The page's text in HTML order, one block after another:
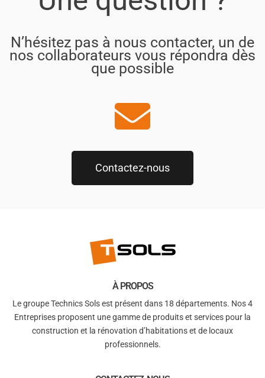
N’hésitez pas à nous contacter, un de
nos collaborateurs vous répondra dès
que possible
Contactez-nous
À PROPOS
Le groupe Technics Sols est présent dans 18 départements. Nos 4
Entreprises proposent une gamme de produits et services pour la
construction et la rénovation d’habitations et de locaux
professionnels.